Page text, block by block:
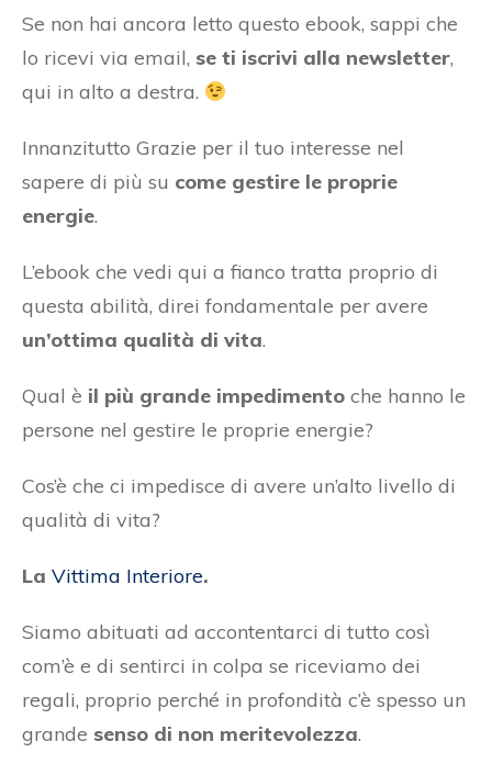
Se non hai ancora letto questo ebook, sappi che
lo ricevi via email, se ti iscrivi alla newsletter,
qui in alto a destra.
Innanzitutto Grazie per il tuo interesse nel
sapere di più su come gestire le proprie
energie.
L’ebook che vedi qui a fianco tratta proprio di
questa abilità, direi fondamentale per avere
un’ottima qualità di vita.
Qual è il più grande impedimento che hanno le
persone nel gestire le proprie energie?
Cos’è che ci impedisce di avere un’alto livello di
qualità di vita?
La Vittima Interiore.
Siamo abituati ad accontentarci di tutto così
com’è e di sentirci in colpa se riceviamo dei
regali, proprio perché in profondità c’è spesso un
grande senso di non meritevolezza.